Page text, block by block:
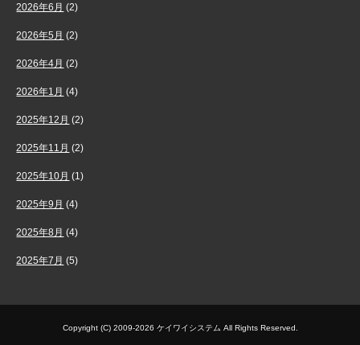
2026年6月 (2)
2026年5月 (2)
2026年4月 (2)
2026年1月 (4)
2025年12月 (2)
2025年11月 (2)
2025年10月 (1)
2025年9月 (4)
2025年8月 (4)
2025年7月 (5)
Copyright (C) 2009-2026 ケイワイシステム All Rights Reserved.